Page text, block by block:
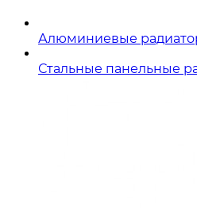
Алюминиевые
Стальные панельные